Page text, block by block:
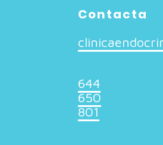
Contacta
644
650
801